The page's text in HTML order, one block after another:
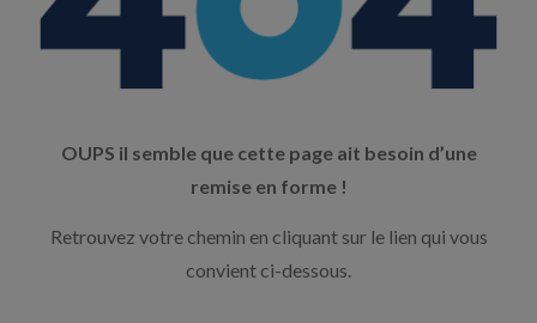
OUPS il semble que cette page ait besoin d’une
remise en forme !
Retrouvez votre chemin en cliquant sur le lien qui vous
convient ci-dessous.